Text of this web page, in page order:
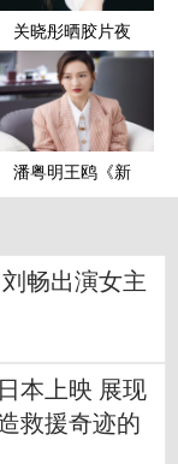
关晓彤晒胶片夜
潘粤明王鸥《新
畅出演女主
本上映 展现
救援奇迹的